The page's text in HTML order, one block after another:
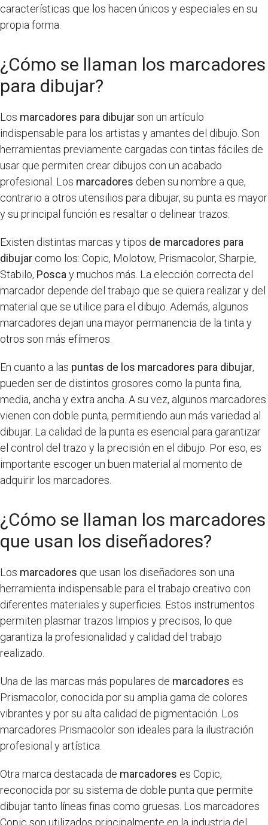
características que los hacen únicos y especiales en su
propia forma.
¿Cómo se llaman los marcadores
para dibujar?
Los marcadores para dibujarson un artículo
indispensable para los artistas y amantes del dibujo. Son
herramientas previamente cargadas con tintas fáciles de
usar que permiten crear dibujos con un acabado
profesional. Los marcadores deben su nombre a que,
contrario a otros utensilios para dibujar, su punta es mayor
y su principal función es resaltar o delinear trazos.
Existen distintas marcas y tipos de marcadores para
dibujar como los: Copic, Molotow, Prismacolor, Sharpie,
Stabilo, Posca y muchos más. La elección correcta del
marcador depende del trabajo que se quiera realizar y del
material que se utilice para el dibujo. Además, algunos
marcadores dejan una mayor permanencia de la tinta y
otros son más efímeros.
En cuanto a las puntas de los marcadores para dibujar,
pueden ser de distintos grosores como la punta fina,
media, ancha y extra ancha. A su vez, algunos marcadores
vienen con doble punta, permitiendo aun más variedad al
dibujar. La calidad de la punta es esencial para garantizar
el control del trazo y la precisión en el dibujo. Por eso, es
importante escoger un buen material al momento de
adquirir los marcadores.
¿Cómo se llaman los marcadores
que usan los diseñadores?
Los marcadores que usan los diseñadores son una
herramienta indispensable para el trabajo creativo con
diferentes materiales y superficies. Estos instrumentos
permiten plasmar trazos limpios y precisos, lo que
garantiza la profesionalidad y calidad del trabajo
realizado.
Una de las marcas más populares de marcadores es
Prismacolor, conocida por su amplia gama de colores
vibrantes y por su alta calidad de pigmentación. Los
marcadores Prismacolor son ideales para la ilustración
profesional y artística.
Otra marca destacada de marcadores es Copic,
reconocida por su sistema de doble punta que permite
dibujar tanto líneas finas como gruesas. Los marcadores
Copic son utilizados principalmente en la industria del